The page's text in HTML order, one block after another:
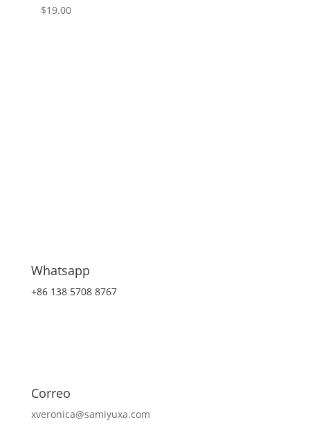
$19.00
Whatsapp
+86 138 5708 8767
Correo
xveronica@samiyuxa.com